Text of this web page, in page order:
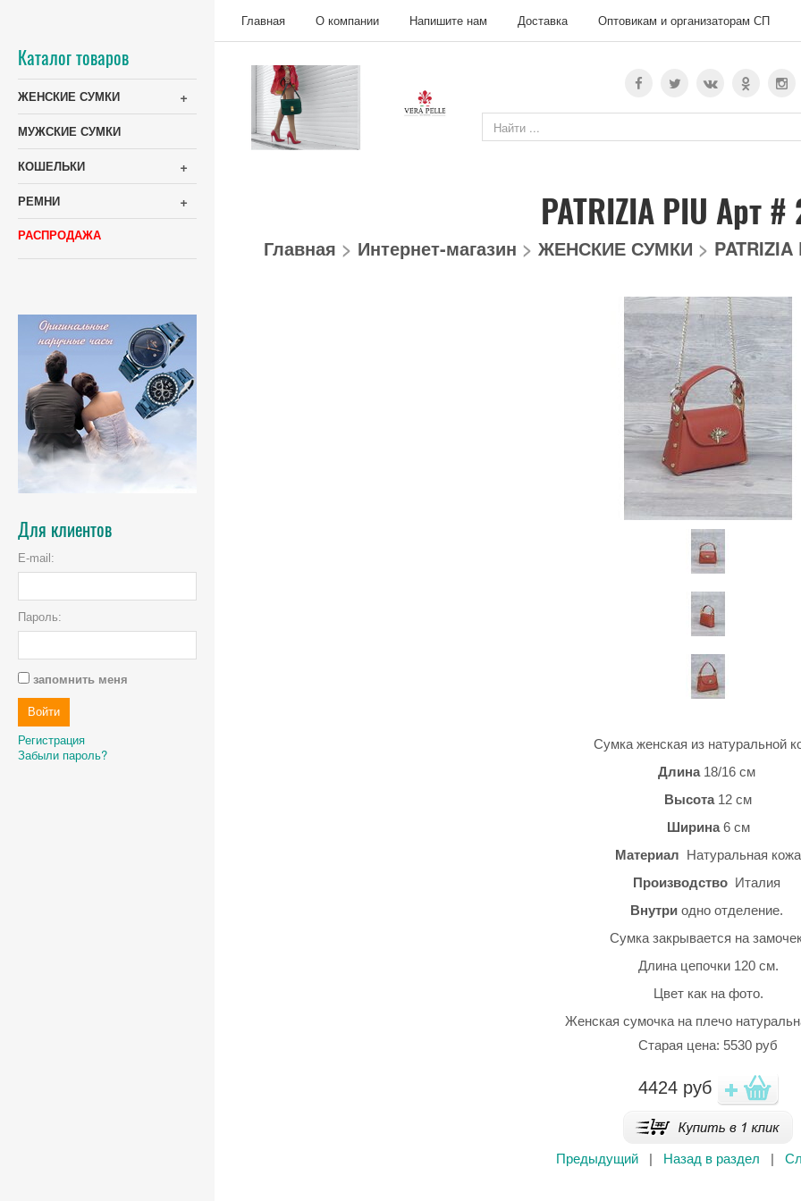
Главная О компании Напишите нам Доставка Оптовикам и организаторам СП
Каталог товаров
+
ЖЕНСКИЕ СУМКИ
МУЖСКИЕ СУМКИ
+
КОШЕЛЬКИ
+
РЕМНИ
РАСПРОДАЖА
Для клиентов
E-mail:
Пароль:
запомнить меня
Регистрация
Забыли пароль?
PATRIZIA PIU Арт
Главная > Интернет-магазин > ЖЕНСКИЕ СУМКИ >
Сумка женская из натуральной
Длина18/16 см
Высота12 см
Ширина6 см
Материал Натуральная кожа
ПроизводствоИталия
Внутри одно отделение.
Сумка закрывается на
Длина цепочки 120 см.
Цвет как на фото.
Женская сумочка на плечо
Старая цена: 5530 руб
4424руб
Предыдущий | Назад в раздел |